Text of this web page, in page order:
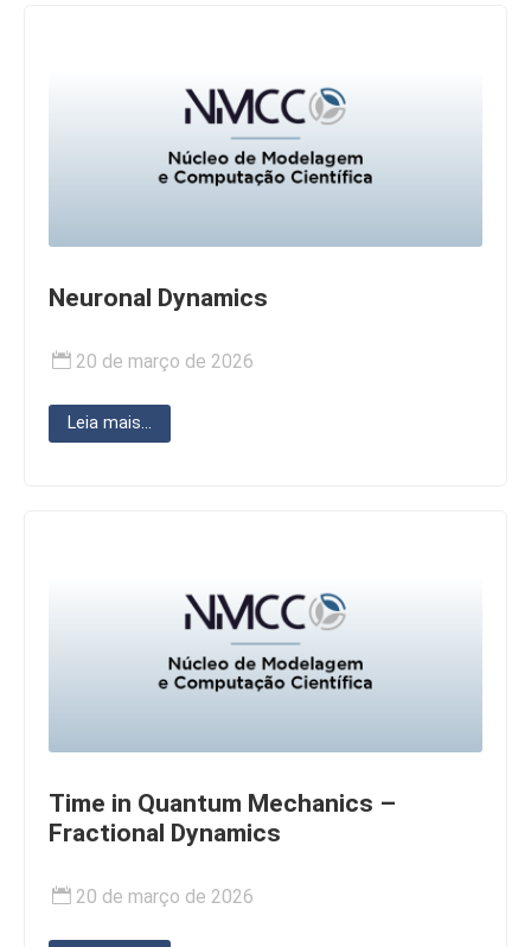
Neuronal Dynamics
20 de março de 2026
Leia mais...
Time in Quantum Mechanics –
Fractional Dynamics
20 de março de 2026